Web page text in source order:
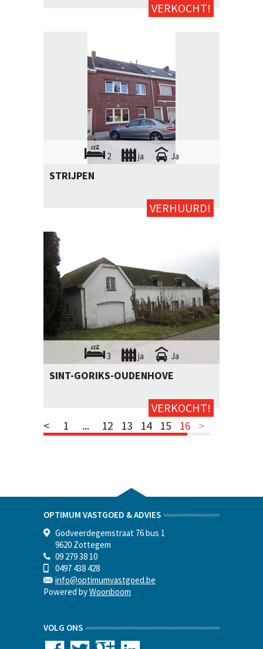
VERKOCHT!
2 ja Ja
STRIJPEN
VERHUURD!
3 ja Ja
SINT-GORIKS-OUDENHOVE
VERKOCHT!
<
1 ... 12 13 14 15 16 >
OPTIMUM VASTGOED & ADVIES
Godveerdegemstraat 76 bus 1
9620 Zottegem
09 279 38 10
0497 438 428
info@optimumvastgoed.be
Powered byWoonboom
VOLG ONS